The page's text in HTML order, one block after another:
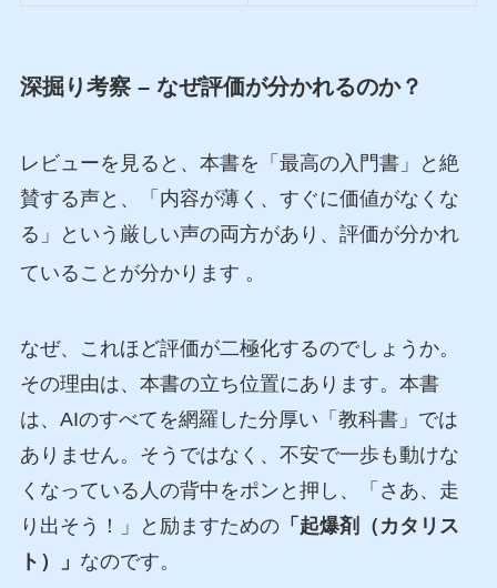
深掘り考察 – なぜ評価が分かれるのか？
レビューを見ると、本書を「最高の入門書」と絶
賛する声と、「内容が薄く、すぐに価値がなくな
る」という厳しい声の両方があり、評価が分かれ
ていることが分かります 。
なぜ、これほど評価が二極化するのでしょうか。
その理由は、本書の立ち位置にあります。本書
は、AIのすべてを網羅した分厚い「教科書」では
ありません。そうではなく、不安で一歩も動けな
くなっている人の背中をポンと押し、「さあ、走
り出そう！」と励ますための「起爆剤（カタリス
ト）」 なのです。